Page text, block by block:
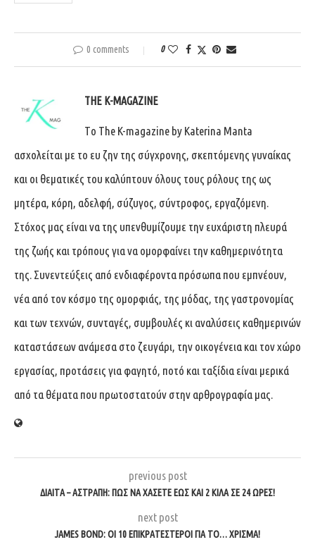
0 comments 0
THE K-MAGAZINE
Tο The K-magazine by Katerina Manta
ασχολείται με το ευ ζην της σύγχρονης, σκεπτόμενης γυναίκας
και οι θεματικές του καλύπτουν όλους τους ρόλους της ως
μητέρα, κόρη, αδελφή, σύζυγος, σύντροφος, εργαζόμενη.
Στόχος μας είναι να της υπενθυμίζουμε την ευχάριστη πλευρά
της ζωής και τρόπους για να ομορφαίνει την καθημερινότητα
της. Συνεντεύξεις από ενδιαφέροντα πρόσωπα που εμπνέουν,
νέα από τον κόσμο της ομορφιάς, της μόδας, της γαστρονομίας
και των τεχνών, συνταγές, συμβουλές κι αναλύσεις καθημερινών
καταστάσεων ανάμεσα στο ζευγάρι, την οικογένεια και τον χώρο
εργασίας, προτάσεις για φαγητό, ποτό και ταξίδια είναι μερικά
από τα θέματα που πρωτοστατούν στην αρθρογραφία μας.
previous post
ΔΊΑΙΤΑ – ΑΣΤΡΑΠΉ: ΠΏΣ ΝΑ ΧΆΣΕΤΕ ΈΩΣ ΚΑΙ 2 ΚΙΛΆ ΣΕ 24 ΏΡΕΣ!
next post
JAMES BOND: ΟΙ 10 ΕΠΙΚΡΑΤΈΣΤΕΡΟΙ ΓΙΑ ΤΟ… ΧΡΊΣΜΑ!